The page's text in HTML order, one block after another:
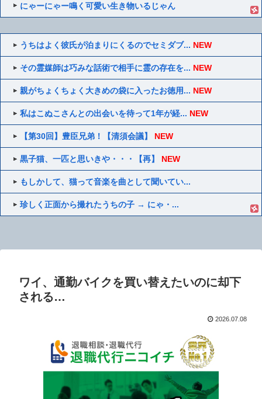
にゃーにゃー鳴く可愛い生き物いるじゃん
うちはよく彼氏が泊まりにくるのでセミダブ... NEW
その霊媒師は巧みな話術で相手に霊の存在を... NEW
親がちょくちょく大きめの袋に入ったお徳用... NEW
私はこぬこさんとの出会いを待って1年が経... NEW
【第30回】豊臣兄弟！【清須会議】 NEW
黒子猫、一匹と思いきや・・・【再】 NEW
もしかして、猫って音楽を曲として聞いてい...
珍しく正面から撮れたうちの子 → にゃ・...
ワイ、通勤バイクを買い替えたいのに却下
される…
2026.07.08